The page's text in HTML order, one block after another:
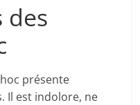
des
présente
Il est indolore, ne